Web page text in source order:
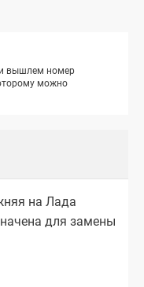
вышлем номер
можно
на Лада
для замены